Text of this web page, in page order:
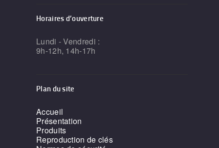
Horaires d’ouverture
Lundi - Vendredi :
9h-12h, 14h-17h
Plan du site
Accueil
Présentation
Produits
Reproduction de clés